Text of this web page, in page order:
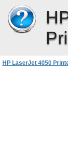
HP LaserJet 4050